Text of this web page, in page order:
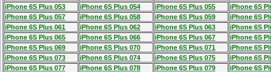
iPhone 6S Plus 053
iPhone 6S Plus 054 iPhone 6S Plus 055
iPhone 6S
iPhone 6S Plus 057
iPhone 6S Plus 058 iPhone 6S Plus 059
iPhone 6S
iPhone 6S Plus 061
iPhone 6S Plus 062 iPhone 6S Plus 063
iPhone 6S
iPhone 6S Plus 065
iPhone 6S Plus 066 iPhone 6S Plus 067
iPhone 6S
iPhone 6S Plus 069
iPhone 6S Plus 070 iPhone 6S Plus 071
iPhone 6S
iPhone 6S Plus 073
iPhone 6S Plus 074 iPhone 6S Plus 075
iPhone 6S
iPhone 6S Plus 077
iPhone 6S Plus 078 iPhone 6S Plus 079
iPhone 6S